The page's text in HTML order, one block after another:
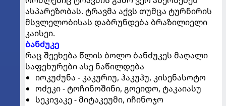
ასპარეზობას. ტრავმა აქვს თუმცა ტურნირის
მსვლელობისას დაბრუნდება ბრაზილიელი
კაისეი.
ბანძუკე
რაც შეეხება წლის ბოლო ბანძუკეს მაღალი
საფეხურები ასე ნაწილდება
იოკუძუნა - კაკურიუ, ჰაკუჰუ, კისენასოტო
ოძეკი - ტოჩინოშინი, გოეიდო, ტაკაიასუ
სეკივაკე - მიტაკეუმი, იჩინოჯო